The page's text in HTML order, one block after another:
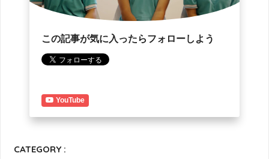
この記事が気に入ったらフォローしよう
YouTube
CATEGORY :